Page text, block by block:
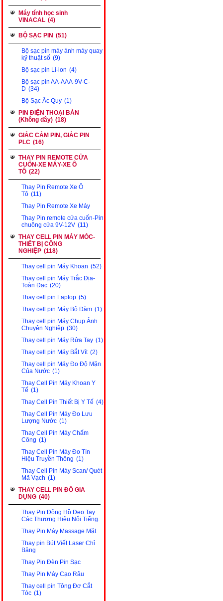
Máy tính học sinh
VINACAL (4)
BỘ SẠC PIN (51)
Bộ sạc pin máy ảnh máy quay
kỹ thuật số (9)
Bộ sạc pin Li-ion (4)
Bộ sạc pin AA-AAA-9V-C-
D (34)
Bộ Sạc Ắc Quy (1)
PIN ĐIỆN THOẠI BÀN
(Không dây) (18)
GIẮC CẮM PIN, GIẮC PIN
PLC (16)
THAY PIN REMOTE CỬA
CUỐN-XE MÁY-XE Ô
TÔ (22)
Thay Pin Remote Xe Ô
Tô (11)
Thay Pin Remote Xe Máy
Thay Pin remote cửa cuốn-Pin
chuông cửa 9V-12V (11)
THAY CELL PIN MÁY MÓC-
THIẾT BỊ CÔNG
NGHIỆP (118)
Thay cell pin Máy Khoan (52)
Thay cell pin Máy Trắc Địa-
Toàn Đạc (20)
Thay cell pin Laptop (5)
Thay cell pin Máy Bộ Đàm (1)
Thay cell pin Máy Chụp Ảnh
Chuyên Nghiệp (30)
Thay cell pin Máy Rửa Tay (1)
Thay cell pin Máy Bắt Vít (2)
Thay cell pin Máy Đo Độ Mặn
Của Nước (1)
Thay Cell Pin Máy Khoan Y
Tế (1)
Thay Cell Pin Thiết Bị Y Tế (4)
Thay Cell Pin Máy Đo Lưu
Lượng Nước (1)
Thay Cell Pin Máy Chấm
Công (1)
Thay Cell Pin Máy Đo Tín
Hiệu Truyền Thông (1)
Thay Cell Pin Máy Scan/ Quét
Mã Vạch (1)
THAY CELL PIN ĐỒ GIA
DỤNG (40)
Thay Pin Đồng Hồ Đeo Tay
Các Thương Hiệu Nổi Tiếng.
Thay Pin Máy Massage Mặt
Thay pin Bút Viết Laser Chỉ
Bảng
Thay Pin Đèn Pin Sạc
Thay Pin Máy Cạo Râu
Thay cell pin Tông Đơ Cắt
Tóc (1)